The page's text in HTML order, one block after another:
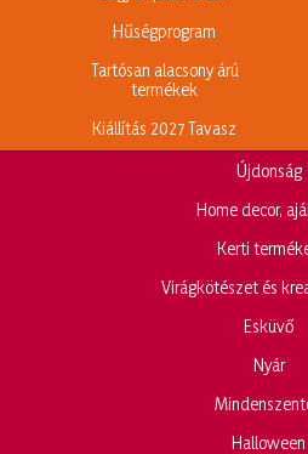
Hűségprogram
Tartósan alacsony árú
termékek
Kiállítás 2027 Tavasz
Újdonság
Home decor,
Kerti
Virágkötészet és
Esküvő
Nyár
Halloween